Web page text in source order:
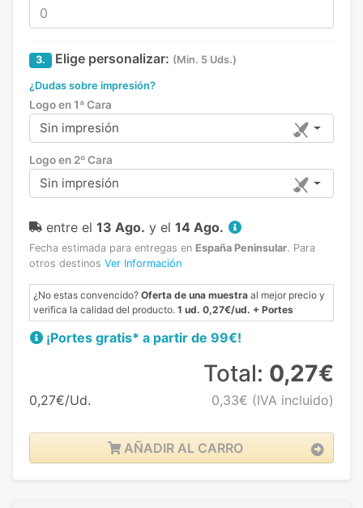
3. Elige personalizar: (Min. 5 Uds.)
¿Dudas sobre impresión?
Logo en 1ª Cara
Sin impresión
Logo en 2º Cara
Sin impresión
entre el 13 Ago. y el 14 Ago.
Fecha estimada para entregas en España Peninsular. Para
otros destinos Ver Información
¿No estas convencido? Oferta de una muestra al mejor precio y
verifica la calidad del producto. 1 ud. 0,27€/ud. + Portes
¡Portes gratis* a partir de 99€!
0,27€/Ud.
Total: 0,27€
0,33€ (IVA incluido)
AÑADIR AL CARRO